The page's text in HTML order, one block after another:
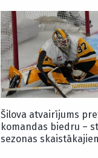
Šilova atvairījums
komandas biedru –
sezonas